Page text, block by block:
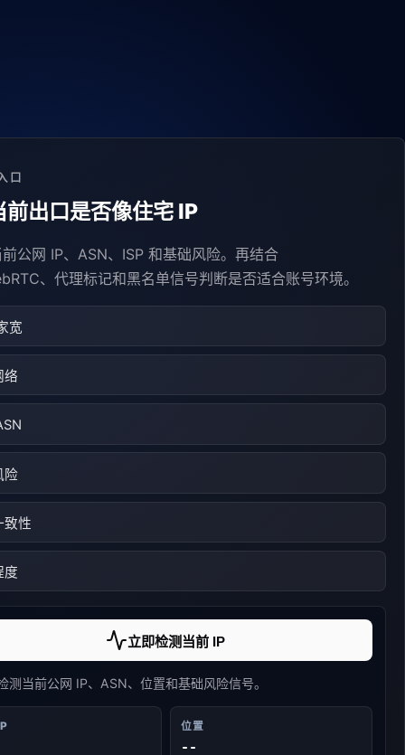
口
前出口是否像住宅 IP
公网 IP、ASN、ISP 和基础风险。再结合
、代理标记和黑名单信号判断是否适合账号环境。
宽
络
险
致性
度
立即检测当前 IP
测当前公网 IP、ASN、位置和基础风险信号。
位置
--